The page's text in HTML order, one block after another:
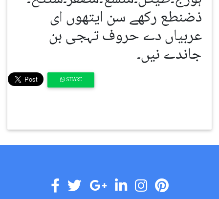
ذضنطع رکھے سن ایتھوں ای
عربیاں دے حروف تہجی بن
جاندے نیں۔
SHARE